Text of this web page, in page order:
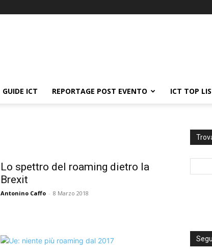
GUIDE ICT REPORTAGE POST EVENTO ICT TOP
Lo spettro del roaming dietro la
Brexit
Antonino Caffo - 8 Marzo 2018